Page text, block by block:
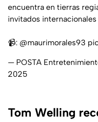
encuentra en tierras
invitados internacionales
📹: @maurimorales93
— POSTA
2025
Tom Welling